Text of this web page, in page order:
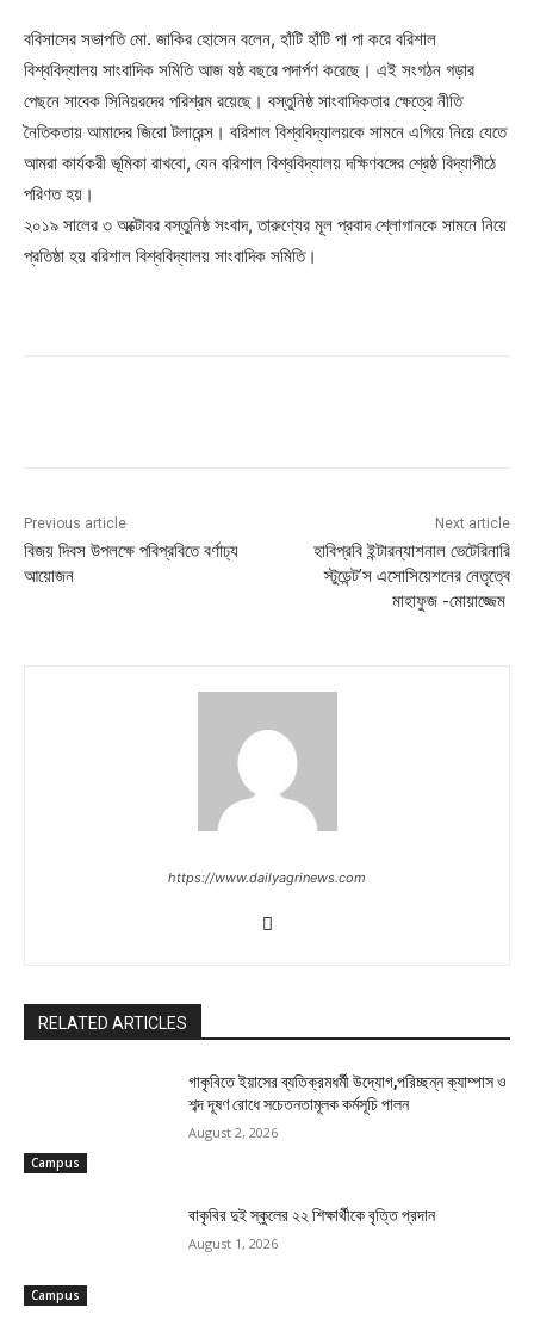
ববিসাসের সভাপতি মো. জাকির হোসেন বলেন, হাঁটি হাঁটি পা পা করে বরিশাল
বিশ্ববিদ্যালয় সাংবাদিক সমিতি আজ ষষ্ঠ বছরে পদার্পণ করেছে। এই সংগঠন গড়ার
পেছনে সাবেক সিনিয়রদের পরিশ্রম রয়েছে। বস্তুনিষ্ঠ সাংবাদিকতার ক্ষেত্রে নীতি
নৈতিকতায় আমাদের জিরো টলারেন্স। বরিশাল বিশ্ববিদ্যালয়কে সামনে এগিয়ে নিয়ে যেতে
আমরা কার্যকরী ভূমিকা রাখবো, যেন বরিশাল বিশ্ববিদ্যালয় দক্ষিণবঙ্গের শ্রেষ্ঠ বিদ্যাপীঠে
পরিণত হয়।
২০১৯ সালের ৩ অক্টোবর বস্তুনিষ্ঠ সংবাদ, তারুণ্যের মূল প্রবাদ শ্লোগানকে সামনে নিয়ে
প্রতিষ্ঠা হয় বরিশাল বিশ্ববিদ্যালয় সাংবাদিক সমিতি।
Previous article
বিজয় দিবস উপলক্ষে পবিপ্রবিতে বর্ণাঢ্য
আয়োজন
Next article
হাবিপ্রবি ইন্টারন্যাশনাল ভেটেরিনারি
স্টুডেন্ট’স এসোসিয়েশনের নেতৃত্বে
মাহাফুজ -মোয়াজ্জেম
https://www.dailyagrinews.com
RELATED ARTICLES
Campus
গাকৃবিতে ইয়াসের ব্যতিক্রমধর্মী উদ্যোগ,পরিচ্ছন্ন ক্যাম্পাস ও
শব্দ দূষণ রোধে সচেতনতামূলক কর্মসূচি পালন
August 2, 2026
Campus
বাকৃবির দুই স্কুলের ২২ শিক্ষার্থীকে বৃত্তি প্রদান
August 1, 2026